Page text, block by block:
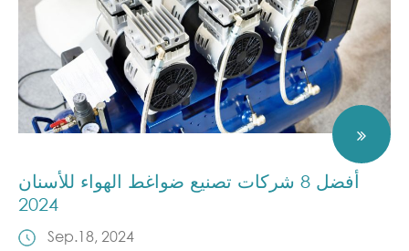
أفضل 8 شركات تصنيع ضواغط الهواء للأسنان
2024
Sep.18, 2024